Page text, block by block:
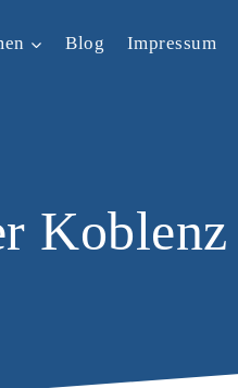
Blog Impressum
Koblenz